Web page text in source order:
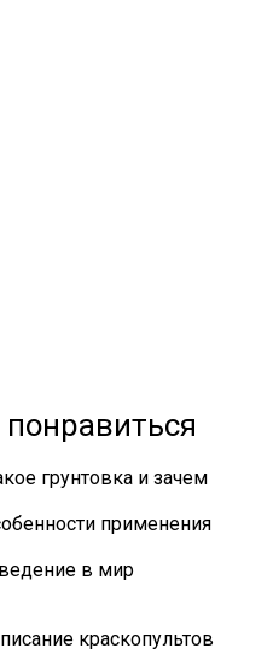
грунтовка и зачем
применения
в мир
краскопультов